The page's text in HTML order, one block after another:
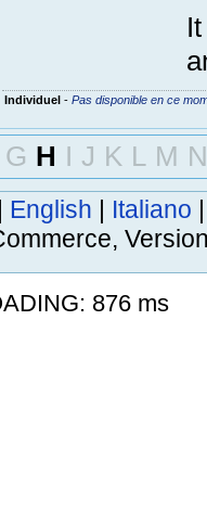
Individuel- Pas disponible en ce
G H I J K L M N
| English | Italiano
876 ms